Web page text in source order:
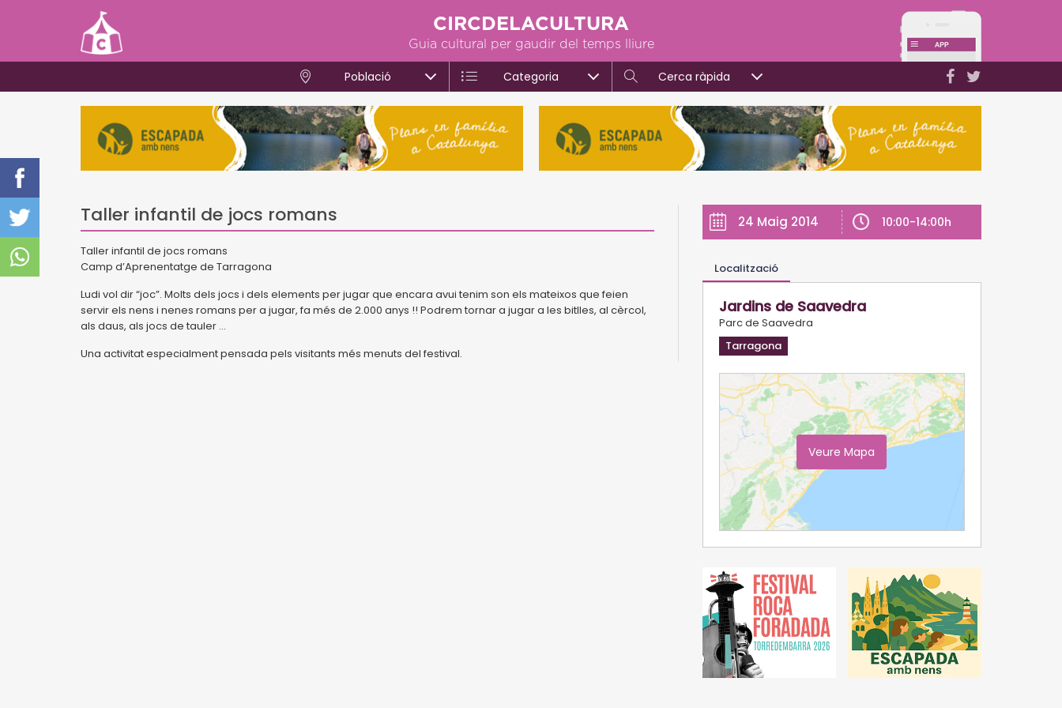
CIRCDELACULTURA
Guia cultural per gaudir del temps lliure
Població Categoria Cerca ràpida
Taller infantil de jocs romans
Taller infantil de jocs romans
Camp d’Aprenentatge de Tarragona
Ludi vol dir “joc”. Molts dels jocs i dels elements per jugar que encara avui tenim son els mateixos que feien
servir els nens i nenes romans per a jugar, fa més de 2.000 anys !! Podrem tornar a jugar a les bitlles, al cèrcol,
als daus, als jocs de tauler ...
Una activitat especialment pensada pels visitants més menuts del festival.
24 Maig 2014 10:00-14:00h
Localització
Jardins de Saavedra
Parc de Saavedra
Tarragona
Veure Mapa